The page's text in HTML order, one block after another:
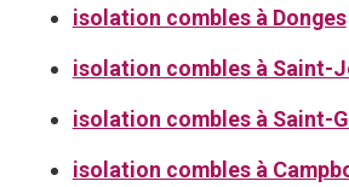
isolation combles à Donges
isolation combles à Saint-
isolation combles à Saint-
isolation combles à